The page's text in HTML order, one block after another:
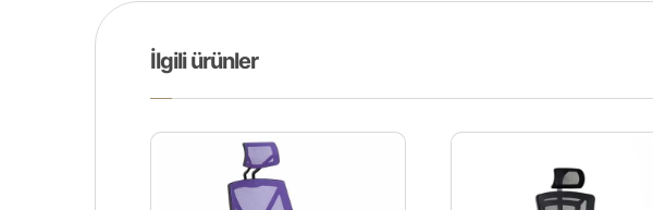
İlgili ürünler